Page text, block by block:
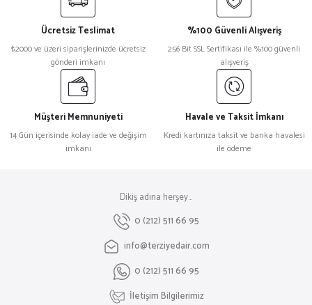
Ücretsiz Teslimat
₺2000 ve üzeri siparişlerinizde ücretsiz
gönderi imkanı
%100 Güvenli Alışveriş
256 Bit SSL Sertifikası ile %100 güvenli
alışveriş
Müşteri Memnuniyeti
14 Gün içerisinde kolay iade ve değişim
imkanı
Havale ve Taksit İmkanı
Kredi kartınıza taksit ve banka havalesi
ile ödeme
Dikiş adına herşey...
0 (212) 511 66 95
info@terziyedair.com
0 (212) 511 66 95
İletişim Bilgilerimiz